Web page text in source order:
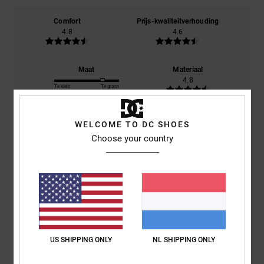
Comfort
4.8
Prijs-kwaliteitverhouding
4.6
Maat
Te klein Te groot
Materiaal
4.8
Kleur
4.8
4 /5
WELCOME TO DC SHOES
Choose your country
US SHIPPING ONLY NL SHIPPING ONLY